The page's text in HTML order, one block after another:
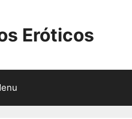
Eróticos